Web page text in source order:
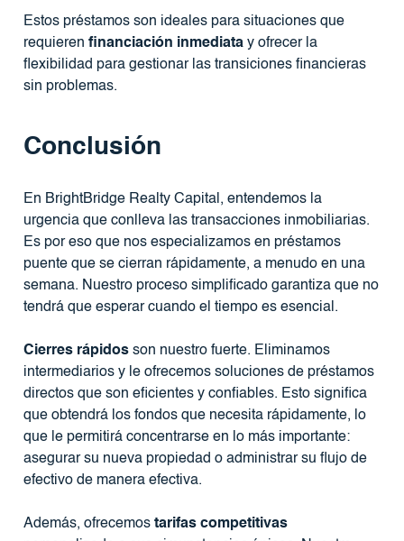
Estos préstamos son ideales para situaciones que
requieren financiación inmediatay ofrecer la
flexibilidad para gestionar las transiciones financieras
sin problemas.
Conclusión
En BrightBridge Realty Capital, entendemos la
urgencia que conlleva las transacciones inmobiliarias.
Es por eso que nos especializamos en préstamos
puente que se cierran rápidamente, a menudo en una
semana. Nuestro proceso simplificado garantiza que no
tendrá que esperar cuando el tiempo es esencial.
Cierres rápidosson nuestro fuerte. Eliminamos
intermediarios y le ofrecemos soluciones de préstamos
directos que son eficientes y confiables. Esto significa
que obtendrá los fondos que necesita rápidamente, lo
que le permitirá concentrarse en lo más importante:
asegurar su nueva propiedad o administrar su flujo de
efectivo de manera efectiva.
Además, ofrecemos tarifas competitivas